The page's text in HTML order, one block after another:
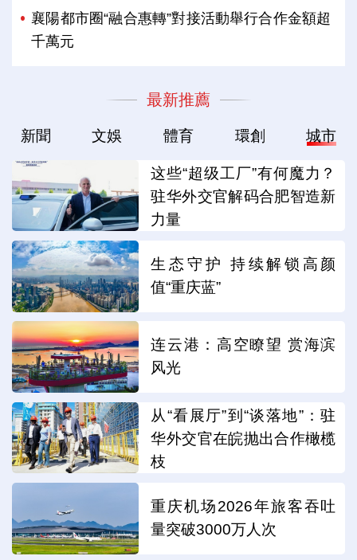
襄陽都市圈“融合惠轉”對接活動舉行合作金額超
千萬元
最新推薦
新聞 文娛 體育 環創 城市
这些“超级工厂”有何魔力？
驻华外交官解码合肥智造新
力量
生态守护 持续解锁高颜
值“重庆蓝”
连云港：高空瞭望 赏海滨
风光
从“看展厅”到“谈落地”：驻
华外交官在皖抛出合作橄榄
枝
重庆机场2026年旅客吞吐
量突破3000万人次